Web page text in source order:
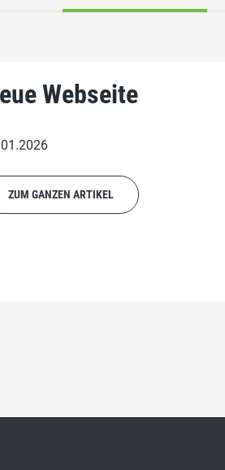
Webseite
ZUM GANZEN ARTIKEL